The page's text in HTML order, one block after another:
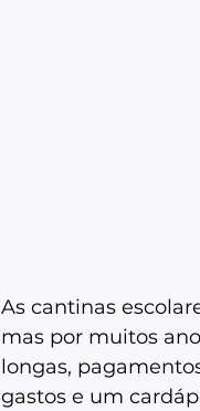
As cantinas
mas por muitos
longas,
gastos e um